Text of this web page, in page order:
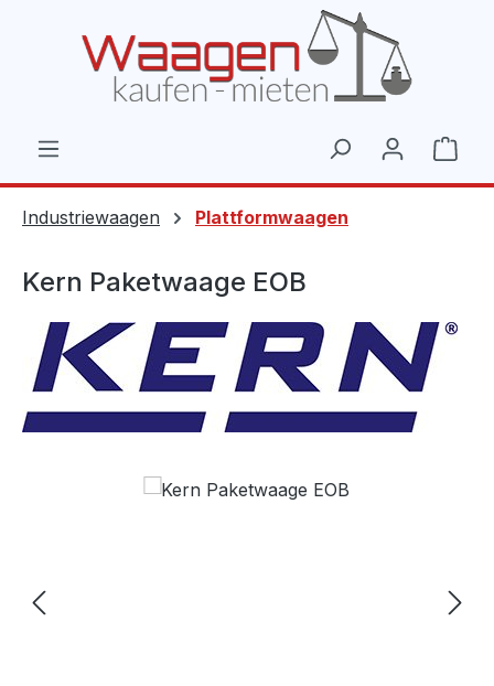
Industriewaagen Plattformwaagen
Kern Paketwaage EOB
Bildergalerie überspringen